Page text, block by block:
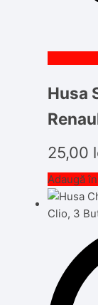
Husa
25,00
Adaugă